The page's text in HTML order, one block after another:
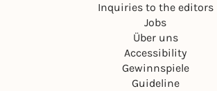
Inquiries to the editors
Jobs
Über uns
Accessibility
Gewinnspiele
Guideline